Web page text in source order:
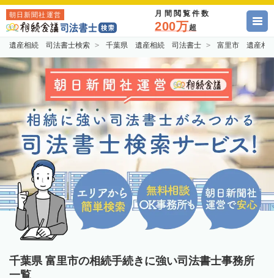
朝日新聞社運営 月間閲覧件数
200万超
遺産相続 司法書士検索 千葉県 遺産相続 司法書士 富里市 遺産相
千葉県 富里市の相続手続きに強い司法書士事務所
一覧